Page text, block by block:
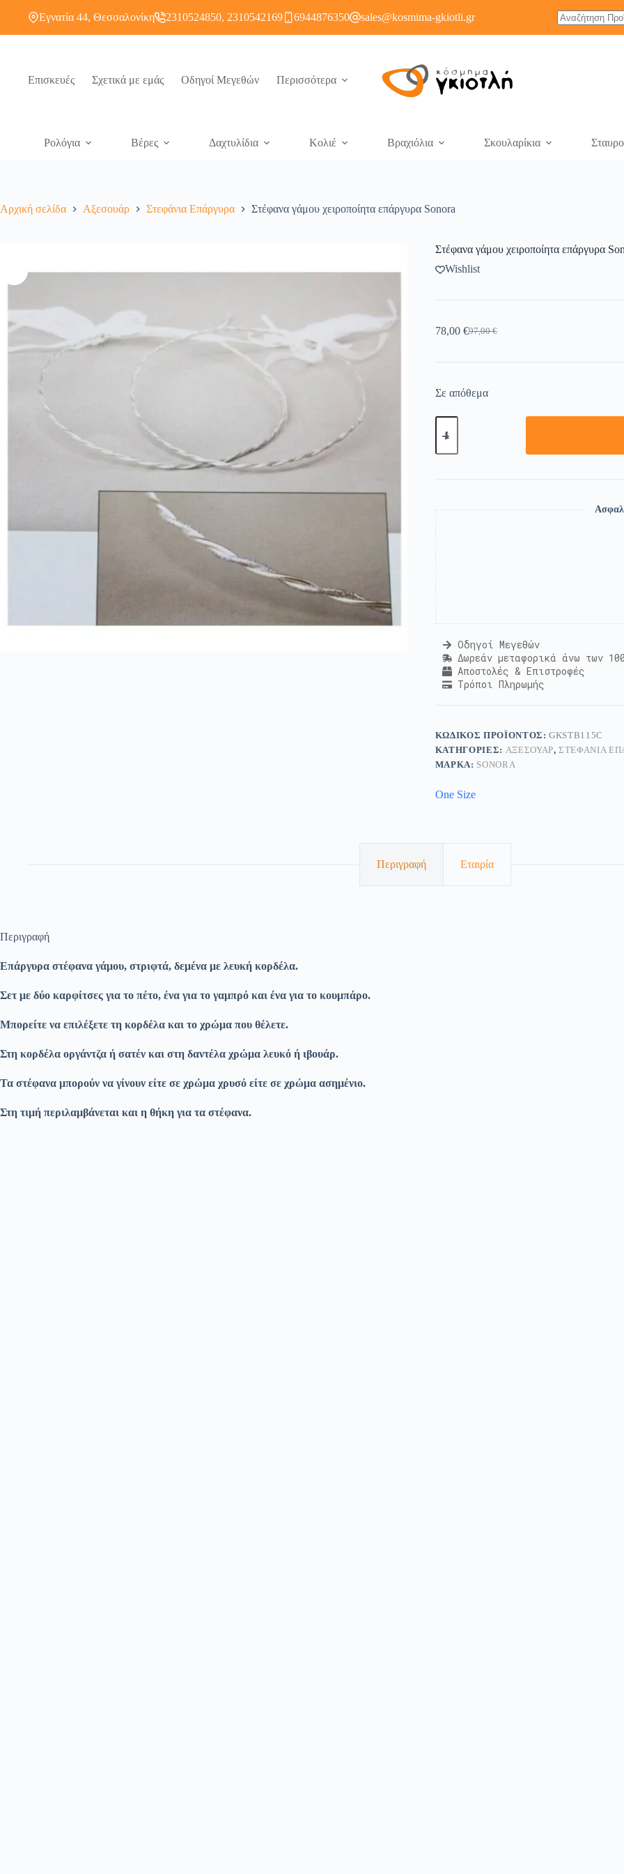
Εγνατία 44, Θεσσαλονίκη 2310524850, 2310542169 6944876350 sales@kosmima-gkiotli.gr
Επισκευές Σχετικά με εμάς Οδηγοί Μεγεθών Περισσότερα
Ρολόγια Βέρες Δαχτυλίδια Κολιέ Βραχιόλια Σκουλαρίκια
Αρχική σελίδα Αξεσουάρ Στεφάνια Επάργυρα Στέφανα γάμου χειροποίητα επάργυρα Sonora
Στέφανα γάμου χειροποίητα επάργυρα
Wishlist
97,00€
78,00 €
Σε απόθεμα
Οδηγοί Μεγεθών
Δωρεάν μεταφορικά άνω των
Αποστολές & Επιστροφές
Τρόποι Πληρωμής
ΚΩΔΙΚΌΣ ΠΡΟΪΌΝΤΟΣ:GKSTB115C
ΚΑΤΗΓΟΡΊΕΣ: ΑΞΕΣΟΥΆΡ,ΣΤΕΦΆΝΙΑ
ΜΆΡΚΑ: SONORA
One Size
Περιγραφή Εταιρία
Περιγραφή
Επάργυρα στέφανα γάμου, στριφτά, δεμένα με λευκή κορδέλα.
Σετ με δύο καρφίτσες για το πέτο, ένα για το γαμπρό και ένα για το κουμπάρο.
Μπορείτε να επιλέξετε τη κορδέλα και το χρώμα που θέλετε.
Στη κορδέλα οργάντζα ή σατέν και στη δαντέλα χρώμα λευκό ή ιβουάρ.
Τα στέφανα μπορούν να γίνουν είτε σε χρώμα χρυσό είτε σε χρώμα ασημένιο.
Στη τιμή περιλαμβάνεται και η θήκη για τα στέφανα.